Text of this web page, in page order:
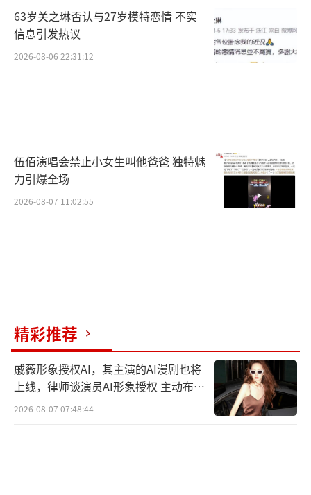
63岁关之琳否认与27岁模特恋情 不实
信息引发热议
2026-08-06 22:31:12
伍佰演唱会禁止小女生叫他爸爸 独特魅
力引爆全场
2026-08-07 11:02:55
精彩推荐
戚薇形象授权AI，其主演的AI漫剧也将
上线，律师谈演员AI形象授权 主动布局
数字资产
2026-08-07 07:48:44